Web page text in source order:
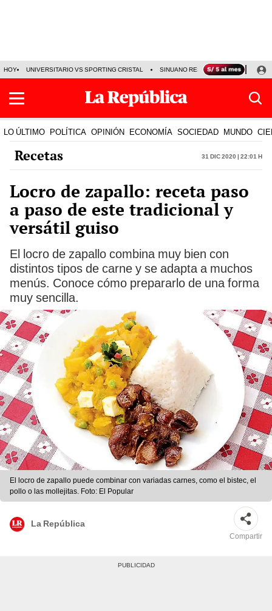
HOY UNIVERSITARIO VS SPORTING CRISTAL SINUANO RESULTADOS HOY
LO ÚLTIMO POLÍTICA OPINIÓN ECONOMÍA SOCIEDAD MUNDO
Recetas 31 Dic 2020 | 22:01 h
Locro de zapallo: receta paso
a paso de este tradicional y
versátil guiso
El locro de zapallo combina muy bien con
distintos tipos de carne y se adapta a muchos
menús. Conoce cómo prepararlo de una forma
muy sencilla.
El locro de zapallo puede combinar con variadas carnes, como el bistec, el
pollo o las mollejitas. Foto: El Popular
La República
Compartir